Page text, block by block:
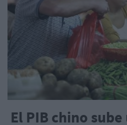
El PIB chino